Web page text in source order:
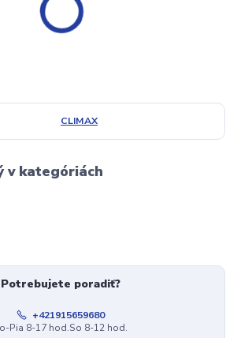
CLIMAX
v kategóriách
Potrebujete poradiť?
+421915659680
Pia 8-17 hod.So 8-12 hod.